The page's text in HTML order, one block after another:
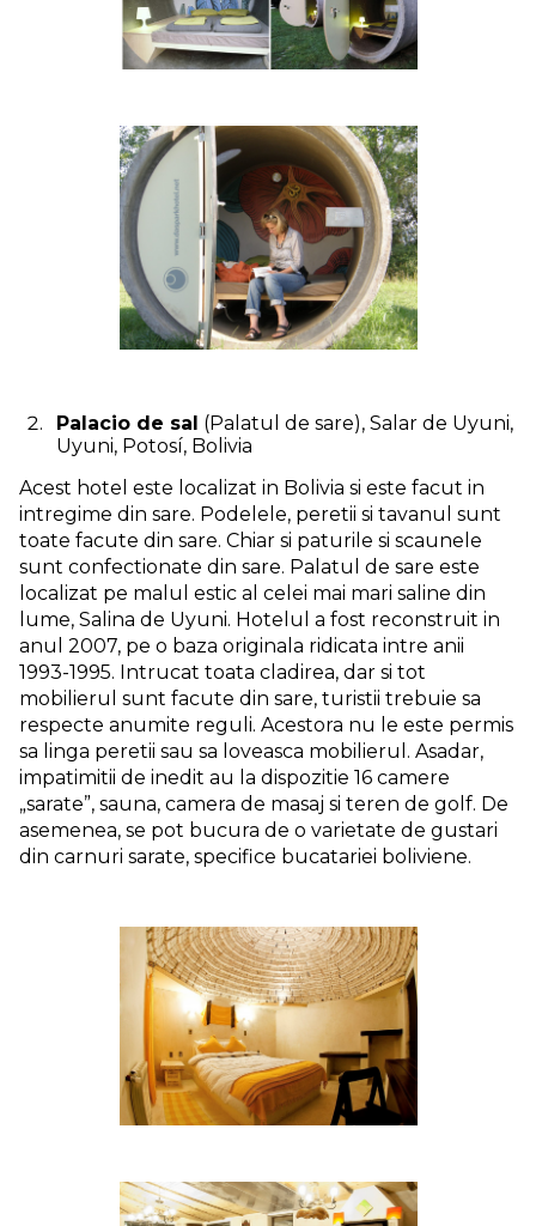
Palacio de sal (Palatul de sare), Salar de Uyuni,
Uyuni, Potosí, Bolivia
Acest hotel este localizat in Bolivia si este facut in
intregime din sare. Podelele, peretii si tavanul sunt
toate facute din sare. Chiar si paturile si scaunele
sunt confectionate din sare. Palatul de sare este
localizat pe malul estic al celei mai mari saline din
lume, Salina de Uyuni. Hotelul a fost reconstruit in
anul 2007, pe o baza originala ridicata intre anii
1993-1995. Intrucat toata cladirea, dar si tot
mobilierul sunt facute din sare, turistii trebuie sa
respecte anumite reguli. Acestora nu le este permis
sa linga peretii sau sa loveasca mobilierul. Asadar,
impatimitii de inedit au la dispozitie 16 camere
„sarate”, sauna, camera de masaj si teren de golf. De
asemenea, se pot bucura de o varietate de gustari
din carnuri sarate, specifice bucatariei boliviene.